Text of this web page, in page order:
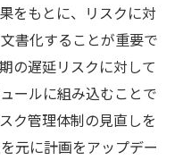
をもとに、リスクに対
書化することが重要で
の遅延リスクに対して
ールに組み込むことで
ク管理体制の見直しを
元に計画をアップデー